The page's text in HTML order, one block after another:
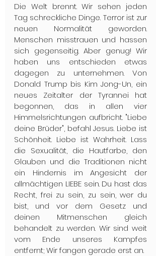
Die Welt brennt. Wir sehen jeden
Tag schreckliche Dinge. Terror ist zur
neuen Normalität geworden.
Menschen misstrauen und hassen
sich gegenseitig. Aber genug! Wir
haben uns entschieden etwas
dagegen zu unternehmen. Von
Donald Trump bis Kim Jong-Un, ein
neues Zeitalter der Tyrannei hat
begonnen, das in allen vier
Himmelsrichtungen aufbricht. "Liebe
deine Brüder", befahl Jesus. Liebe ist
Schönheit. Liebe ist Wahrheit. Lass
die Sexualität, die Hautfarbe, den
Glauben und die Traditionen nicht
ein Hindernis im Angesicht der
allmächtigen LIEBE sein. Du hast das
Recht, frei zu sein, zu sein, wer du
bist, und vor dem Gesetz und
deinen Mitmenschen gleich
behandelt zu werden. Wir sind weit
vom Ende unseres Kampfes
entfernt; Wir fangen gerade erst an.